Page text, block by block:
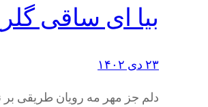
بیا ای ساقی
۲۳ دی ۱۴۰۲
دلم جز مهر مه رویان طریقی